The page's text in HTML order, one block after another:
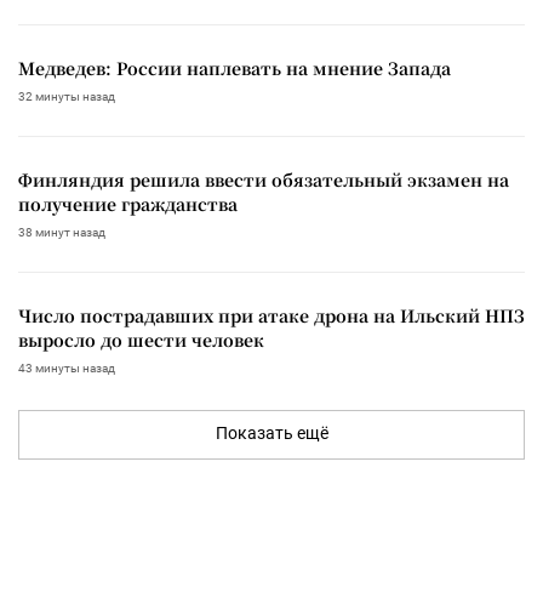
Медведев: России наплевать на мнение Запада
32 минуты назад
Финляндия решила ввести обязательный экзамен на
получение гражданства
38 минут назад
Число пострадавших при атаке дрона на Ильский НПЗ
выросло до шести человек
43 минуты назад
Показать ещё